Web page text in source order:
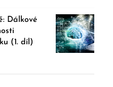
Dálkové
(1. díl)